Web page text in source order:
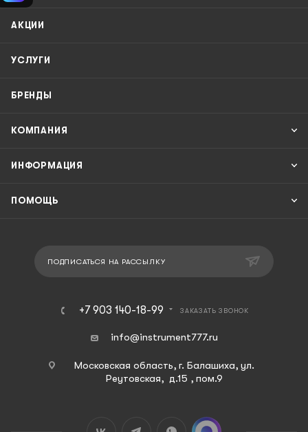
АКЦИИ
УСЛУГИ
БРЕНДЫ
КОМПАНИЯ
ИНФОРМАЦИЯ
ПОМОЩЬ
ПОДПИСАТЬСЯ НА РАССЫЛКУ
+7 903 140-18-99 ЗАКАЗАТЬ ЗВОНОК
info@instrument777.ru
Московская область, г. Балашиха, ул.
Реутовская, д.15 , пом.9